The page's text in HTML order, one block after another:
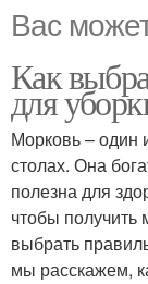
Вас
Как
для
Морковь – один
столах. Она
полезна для
чтобы получить
выбрать
мы расскажем,